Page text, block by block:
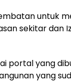
untuk
sekitar dan
portal yang
yang